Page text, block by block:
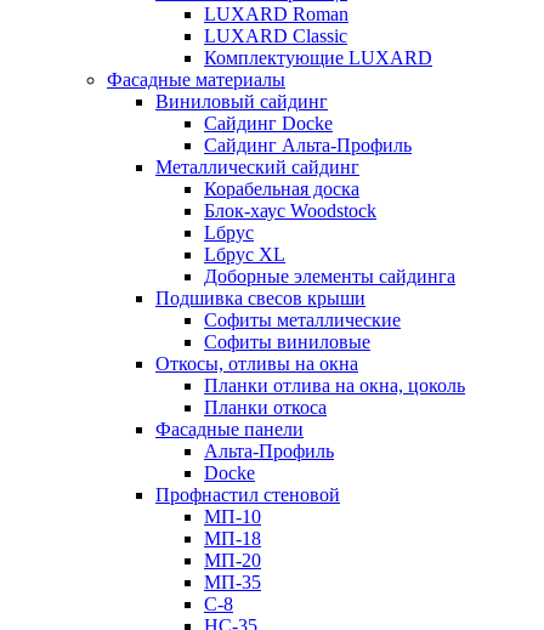
LUXARD Roman
LUXARD Classic
Комплектующие LUXARD
Фасадные материалы
Виниловый сайдинг
Сайдинг Docke
Сайдинг Альта-Профиль
Металлический сайдинг
Корабельная доска
Блок-хаус Woodstock
Lбрус
Lбрус XL
Доборные элементы сайдинга
Подшивка свесов крыши
Софиты металлические
Софиты виниловые
Откосы, отливы на окна
Планки отлива на окна, цоколь
Планки откоса
Фасадные панели
Альта-Профиль
Docke
Профнастил стеновой
МП-10
МП-18
МП-20
МП-35
С-8
НС-35